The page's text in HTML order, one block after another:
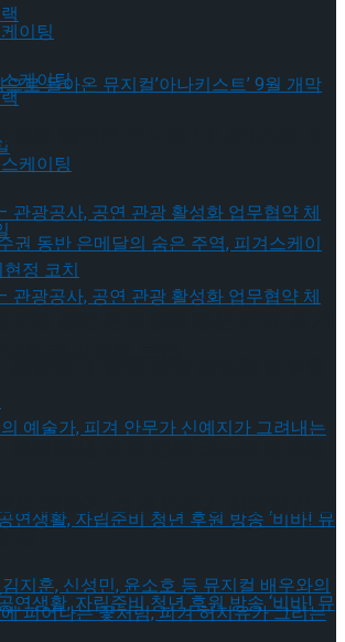
케이팅
광공사, 공연 관광 활성화 업무협
이팅
케이팅
광공사, 공연 관광 활성화 업무협
으로 돌아온 뮤지컬’아나키스트’ 9
메이커 지현정 코치
의 예술가, 피겨 안무가 신예지가 그
율